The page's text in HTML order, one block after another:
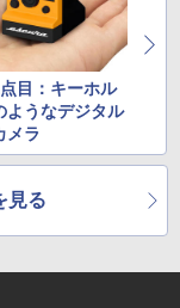
目：キーホル
ようなデジタル
メラ
見る